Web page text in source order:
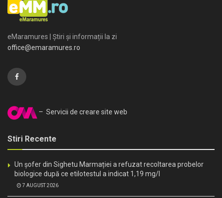
eMaramures | Știri și informații la zi
office@emaramures.ro
– Servicii de creare site web
Stiri Recente
Un șofer din Sighetu Marmației a refuzat recoltarea probelor
biologice după ce etilotestul a indicat 1,19 mg/l
7 AUGUST 2026